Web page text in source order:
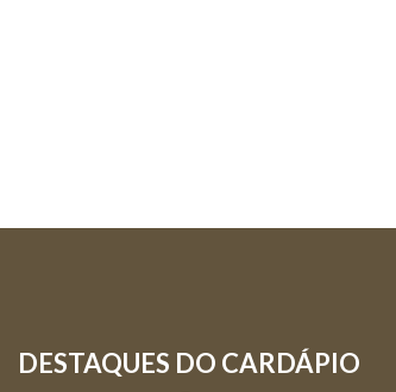
DESTAQUES DO CARDÁPIO